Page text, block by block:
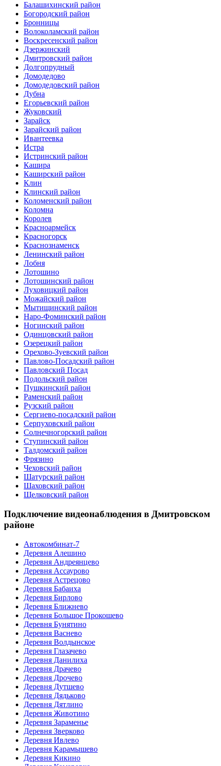
Балашихинский район
Богородский район
Бронницы
Волоколамский район
Воскресенский район
Дзержинский
Дмитровский район
Долгопрудный
Домодедово
Домодедовский район
Дубна
Егорьевский район
Жуковский
Зарайск
Зарайский район
Ивантеевка
Истра
Истринский район
Кашира
Каширский район
Клин
Клинский район
Коломенский район
Коломна
Королев
Красноармейск
Красногорск
Краснознаменск
Ленинский район
Лобня
Лотошино
Лотошинский район
Луховицкий район
Можайский район
Мытищинский район
Наро-Фоминский район
Ногинский район
Одинцовский район
Озерецкий район
Орехово-Зуевский район
Павлово-Посадский район
Павловский Посад
Подольский район
Пушкинский район
Раменский район
Рузский район
Сергиево-посадский район
Серпуховский район
Солнечногорский район
Ступинский район
Талдомский район
Фрязино
Чеховский район
Шатурский район
Шаховский район
Щелковский район
Подключение видеонаблюдения в Дмитровском
районе
Автокомбинат-7
Деревня Алешино
Деревня Андреянцево
Деревня Ассаурово
Деревня Астрецово
Деревня Бабаиха
Деревня Бирлово
Деревня Ближнево
Деревня Большое Прокошево
Деревня Бунятино
Деревня Васнево
Деревня Волдынское
Деревня Глазачево
Деревня Данилиха
Деревня Драчево
Деревня Дрочево
Деревня Дутшево
Деревня Дядьково
Деревня Дятлино
Деревня Животино
Деревня Зараменье
Деревня Зверково
Деревня Ивлево
Деревня Карамышево
Деревня Кикино